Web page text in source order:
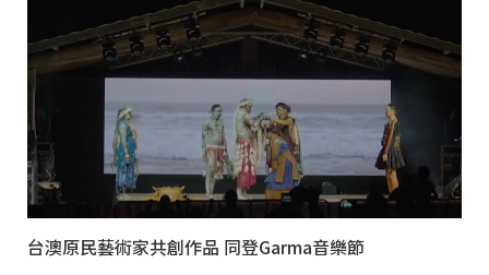
台澳原民藝術家共創作品 同登Garma音樂節